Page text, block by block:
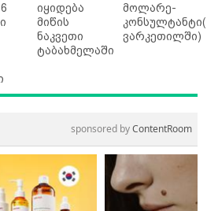
იყიდება
მიწის
ნაკვეთი
ტაბახმელაში
მოლარე-
კონსულტანტი(
ვარკეთილში)
sponsored byContentRoom